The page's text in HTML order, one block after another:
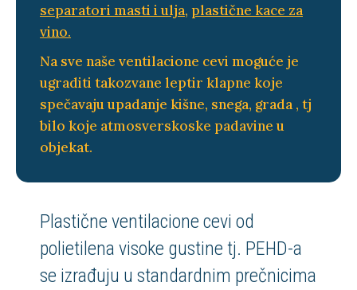
separatori masti i ulja, plastične kace za
vino.
Na sve naše ventilacione cevi moguće je
ugraditi takozvane leptir klapne koje
spečavaju upadanje kišne, snega, grada , tj
bilo koje atmosverskoske padavine u
objekat.
Plastične ventilacione cevi od
polietilena visoke gustine tj. PEHD-a
se izrađuju u standardnim prečnicima